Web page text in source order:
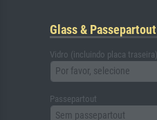
Glass & Passepartout
Vidro (incluindo placa traseira)
Por favor, selecione
Passepartout
Sem passepartout